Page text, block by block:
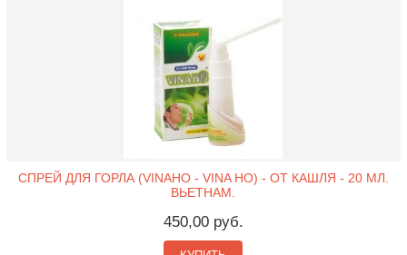
СПРЕЙ ДЛЯ ГОРЛА (VINAHO - VINA HO) - ОТ КАШЛЯ - 20 МЛ.
ВЬЕТНАМ.
450,00 руб.